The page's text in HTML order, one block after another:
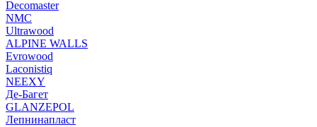
Decomaster
NMС
Ultrawood
ALPINE WALLS
Evrowood
Laconistiq
NEEXY
Де-Багет
GLANZEPOL
Лепнинапласт